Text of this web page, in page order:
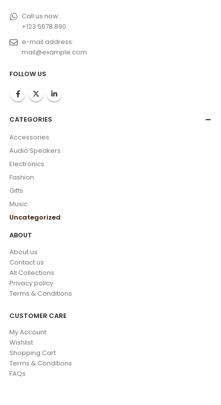
Call us now:
+123 5678 890
e-mail address:
mail@example.com
FOLLOW US
CATEGORIES
Accessories
Audio Speakers
Electronics
Fashion
Gifts
Music
Uncategorized
ABOUT
About us
Contact us
All Collections
Privacy policy
Terms & Conditions
CUSTOMER CARE
My Account
Wishlist
Shopping Cart
Terms & Conditions
FAQs